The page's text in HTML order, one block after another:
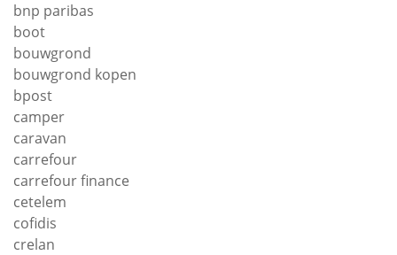
bnp paribas
boot
bouwgrond
bouwgrond kopen
bpost
camper
caravan
carrefour
carrefour finance
cetelem
cofidis
crelan